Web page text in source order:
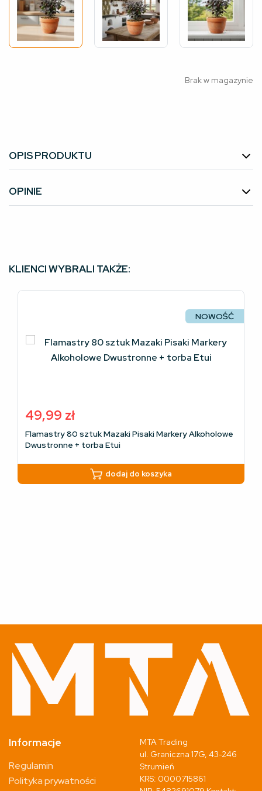
Brak w magazynie
OPIS PRODUKTU
OPINIE
KLIENCI WYBRALI TAKŻE:
NOWOŚĆ
49,99 zł
Flamastry 80 sztuk Mazaki Pisaki Markery Alkoholowe
Dwustronne + torba Etui
dodaj do koszyka
Informacje
Regulamin
Polityka prywatności
MTA Trading
ul. Graniczna 17G, 43-246
Strumień
KRS: 0000715861